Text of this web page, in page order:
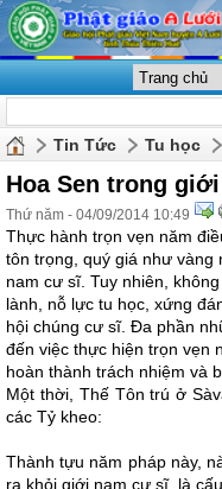
Tin Tức Tu học
Hoa Sen trong
Thứ năm - 04/09/2014 10:49
Thực hành trọn vẹn năm
tôn trọng, quý giá như
nam cư sĩ. Tuy nhiên,
lành, nỗ lực tu học, xứng
hội chúng cư sĩ. Đa phần
đến việc thực hiện trọn vẹn
hoàn thành trách nhiệm và
Một thời, Thế Tôn trú ở
các Tỷ kheo:
Thành tựu năm pháp này,
ra khỏi giới nam cư sĩ, là